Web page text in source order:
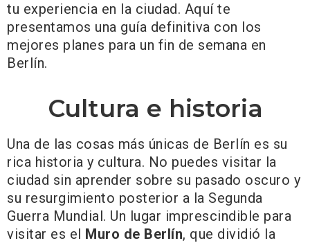
tu experiencia en la ciudad. Aquí te
presentamos una guía definitiva con los
mejores planes para un fin de semana en
Berlín.
Cultura e historia
Una de las cosas más únicas de Berlín es su
rica historia y cultura. No puedes visitar la
ciudad sin aprender sobre su pasado oscuro y
su resurgimiento posterior a la Segunda
Guerra Mundial. Un lugar imprescindible para
visitar es el Muro de Berlín, que dividió la